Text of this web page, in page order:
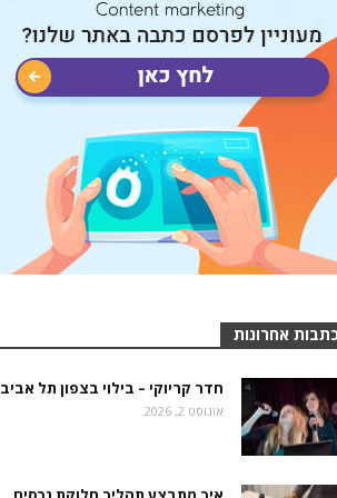
אחרונות
חדר קריוקי – בילוי בצפון תל אביב
אוגוסט 2, 2026